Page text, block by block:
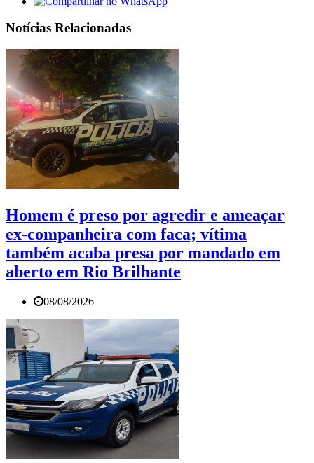
Notícias Relacionadas
Homem é preso por agredir e ameaçar
ex-companheira com faca; vítima
também acaba presa por mandado em
aberto em Rio Brilhante
08/08/2026